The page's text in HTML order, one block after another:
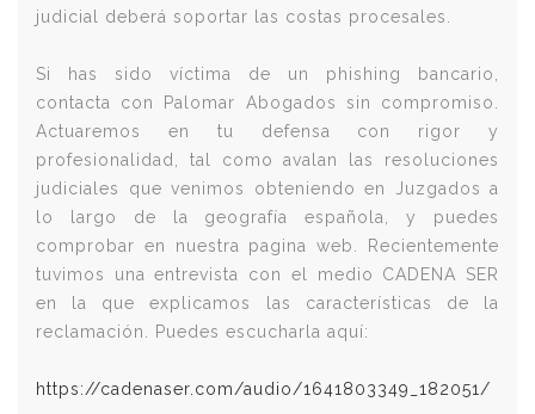
judicial deberá soportar las costas procesales.
Si has sido víctima de un phishing bancario,
contacta con Palomar Abogados sin compromiso.
Actuaremos en tu defensa con rigor y
profesionalidad, tal como avalan las resoluciones
judiciales que venimos obteniendo en Juzgados a
lo largo de la geografía española, y puedes
comprobar en nuestra pagina web. Recientemente
tuvimos una entrevista con el medio CADENA SER
en la que explicamos las características de la
reclamación. Puedes escucharla aquí:
https://cadenaser.com/audio/1641803349_182051/